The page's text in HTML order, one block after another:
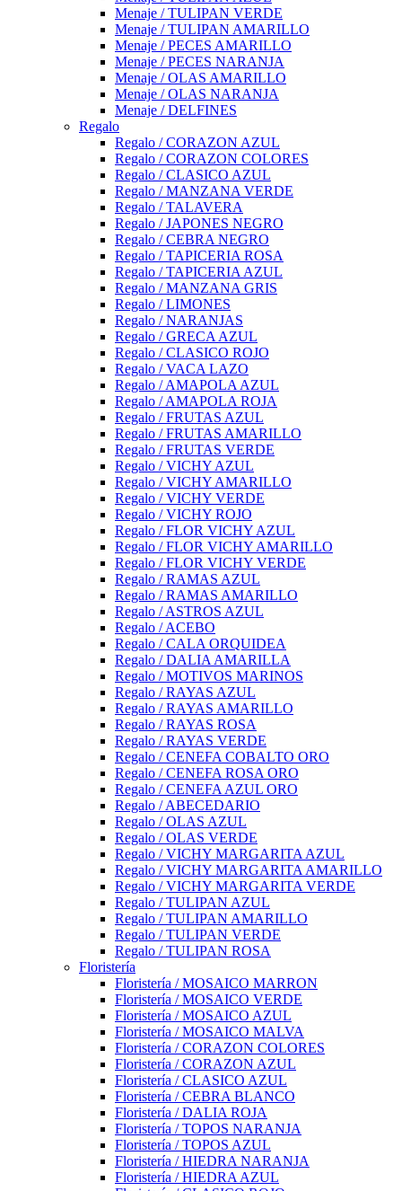
Menaje / TULIPAN VERDE
Menaje / TULIPAN AMARILLO
Menaje / PECES AMARILLO
Menaje / PECES NARANJA
Menaje / OLAS AMARILLO
Menaje / OLAS NARANJA
Menaje / DELFINES
Regalo
Regalo / CORAZON AZUL
Regalo / CORAZON COLORES
Regalo / CLASICO AZUL
Regalo / MANZANA VERDE
Regalo / TALAVERA
Regalo / JAPONES NEGRO
Regalo / CEBRA NEGRO
Regalo / TAPICERIA ROSA
Regalo / TAPICERIA AZUL
Regalo / MANZANA GRIS
Regalo / LIMONES
Regalo / NARANJAS
Regalo / GRECA AZUL
Regalo / CLASICO ROJO
Regalo / VACA LAZO
Regalo / AMAPOLA AZUL
Regalo / AMAPOLA ROJA
Regalo / FRUTAS AZUL
Regalo / FRUTAS AMARILLO
Regalo / FRUTAS VERDE
Regalo / VICHY AZUL
Regalo / VICHY AMARILLO
Regalo / VICHY VERDE
Regalo / VICHY ROJO
Regalo / FLOR VICHY AZUL
Regalo / FLOR VICHY AMARILLO
Regalo / FLOR VICHY VERDE
Regalo / RAMAS AZUL
Regalo / RAMAS AMARILLO
Regalo / ASTROS AZUL
Regalo / ACEBO
Regalo / CALA ORQUIDEA
Regalo / DALIA AMARILLA
Regalo / MOTIVOS MARINOS
Regalo / RAYAS AZUL
Regalo / RAYAS AMARILLO
Regalo / RAYAS ROSA
Regalo / RAYAS VERDE
Regalo / CENEFA COBALTO ORO
Regalo / CENEFA ROSA ORO
Regalo / CENEFA AZUL ORO
Regalo / ABECEDARIO
Regalo / OLAS AZUL
Regalo / OLAS VERDE
Regalo / VICHY MARGARITA AZUL
Regalo / VICHY MARGARITA AMARILLO
Regalo / VICHY MARGARITA VERDE
Regalo / TULIPAN AZUL
Regalo / TULIPAN AMARILLO
Regalo / TULIPAN VERDE
Regalo / TULIPAN ROSA
Floristería
Floristería / MOSAICO MARRON
Floristería / MOSAICO VERDE
Floristería / MOSAICO AZUL
Floristería / MOSAICO MALVA
Floristería / CORAZON COLORES
Floristería / CORAZON AZUL
Floristería / CLASICO AZUL
Floristería / CEBRA BLANCO
Floristería / DALIA ROJA
Floristería / TOPOS NARANJA
Floristería / TOPOS AZUL
Floristería / HIEDRA NARANJA
Floristería / HIEDRA AZUL